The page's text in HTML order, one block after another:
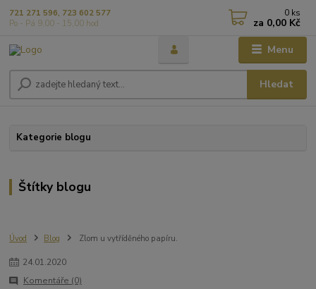
Menu
Hledat
721 271 596, 723 602 577
Po - Pá 9,00 - 15,00 hod
0 ks
za 0,00 Kč
Kategorie blogu
Štítky blogu
Úvod Blog Zlom u vytříděného papíru.
24.01.2020
Komentáře (0)